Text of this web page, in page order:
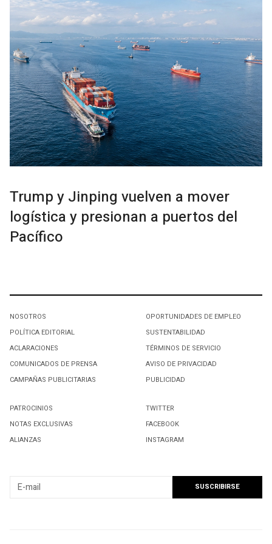
Trump y Jinping vuelven a mover
logística y presionan a puertos del
Pacífico
NOSOTROS
POLÍTICA EDITORIAL
ACLARACIONES
COMUNICADOS DE PRENSA
CAMPAÑAS PUBLICITARIAS
OPORTUNIDADES DE EMPLEO
SUSTENTABILIDAD
TÉRMINOS DE SERVICIO
AVISO DE PRIVACIDAD
PUBLICIDAD
PATROCINIOS
NOTAS EXCLUSIVAS
ALIANZAS
TWITTER
FACEBOOK
INSTAGRAM